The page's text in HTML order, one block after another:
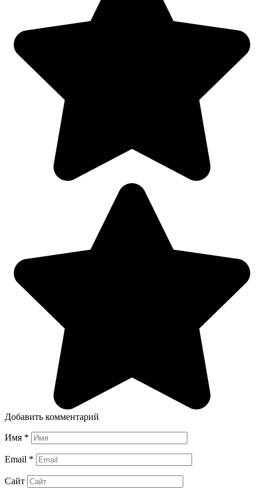
Добавить комментарий
Имя *
Email *
Сайт